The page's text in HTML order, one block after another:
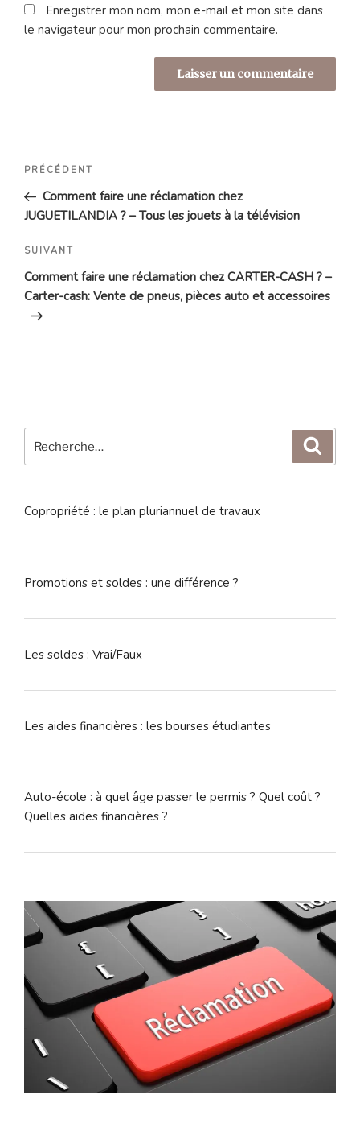
Enregistrer mon nom, mon e-mail et mon site dans
le navigateur pour mon prochain commentaire.
Navigation
l’article
Article
précédent
PRÉCÉDENT
Comment faire une réclamation chez
JUGUETILANDIA ? – Tous les jouets à la télévision
Article
suivant
SUIVANT
Comment faire une réclamation chez CARTER-CASH ? –
Carter-cash: Vente de pneus, pièces auto et accessoires
pour
Copropriété : le plan pluriannuel de travaux
Promotions et soldes : une différence ?
Les soldes : Vrai/Faux
Les aides financières : les bourses étudiantes
Auto-école : à quel âge passer le permis ? Quel coût ?
Quelles aides financières ?